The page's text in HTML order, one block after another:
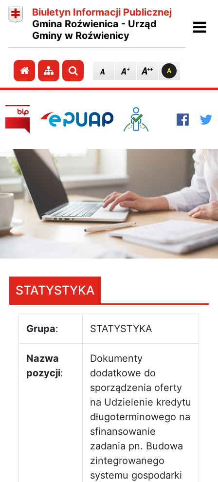
Biuletyn Informacji Publicznej
Gmina Roźwienica - Urząd
Gminy w Roźwienicy
Przejdź do strony głównej
Przejdź do mapy strony
Szukaj
STATYSTYKA
Grupa: STATYSTYKA
Nazwa
pozycji:
Dokumenty
dodatkowe do
sporządzenia oferty
na Udzielenie kredytu
długoterminowego na
sfinansowanie
zadania pn. Budowa
zintegrowanego
systemu gospodarki